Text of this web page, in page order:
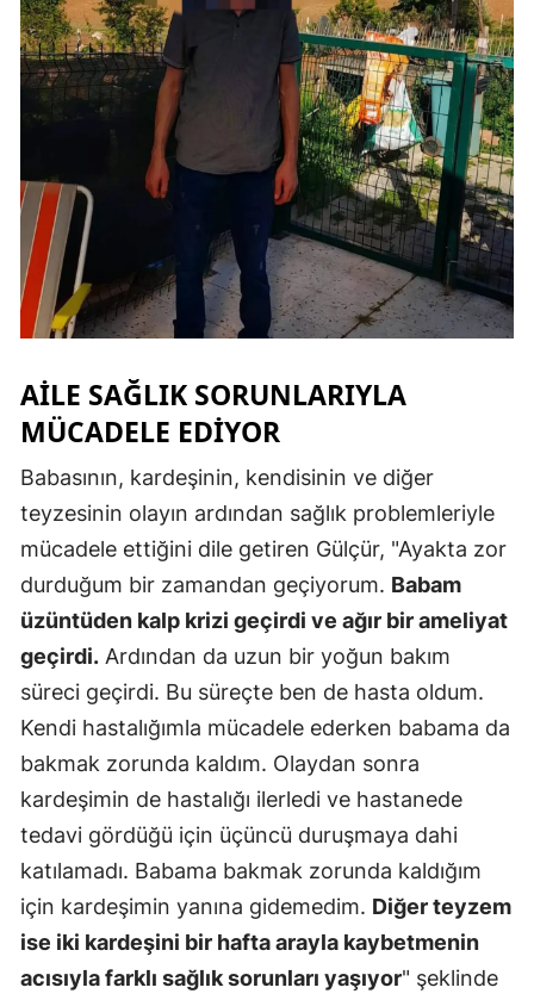
Kilis
Osmaniye
Düzce
AILE SAĞLIK SORUNLARIYLA
MÜCADELE EDIYOR
Babasının, kardeşinin, kendisinin ve diğer
teyzesinin olayın ardından sağlık problemleriyle
mücadele ettiğini dile getiren Gülçür, "Ayakta zor
durduğum bir zamandan geçiyorum. Babam
üzüntüden kalp krizi geçirdi ve ağır bir ameliyat
geçirdi. Ardından da uzun bir yoğun bakım
süreci geçirdi. Bu süreçte ben de hasta oldum.
Kendi hastalığımla mücadele ederken babama da
bakmak zorunda kaldım. Olaydan sonra
kardeşimin de hastalığı ilerledi ve hastanede
tedavi gördüğü için üçüncü duruşmaya dahi
katılamadı. Babama bakmak zorunda kaldığım
için kardeşimin yanına gidemedim. Diğer teyzem
ise iki kardeşini bir hafta arayla kaybetmenin
acısıyla farklı sağlık sorunları yaşıyor" şeklinde